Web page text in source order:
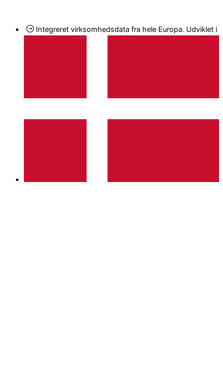
indholdet Integreret virksomhedsdata fra hele Europa. Udviklet i